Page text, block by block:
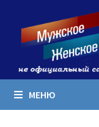
содержимому
МЕНЮ